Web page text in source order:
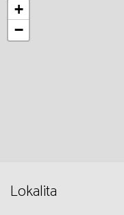
+
−
Lokalita